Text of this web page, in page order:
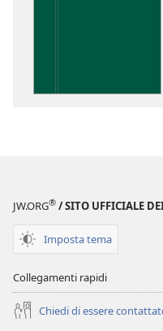
JW.ORG® / SITO UFFICIALE
Imposta tema
Collegamenti rapidi
Chiedi di essere